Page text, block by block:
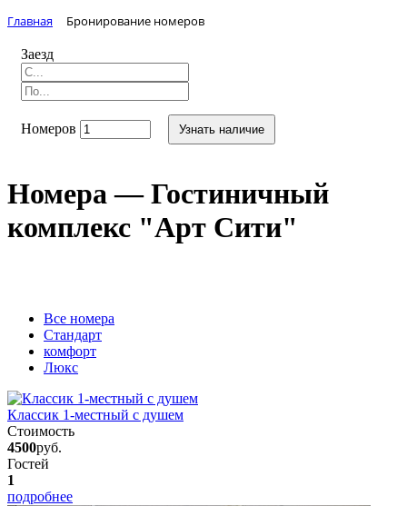
Главная Бронирование номеров
Заезд
Номеров Узнать наличие
Номера — Гостиничный
комплекс "Арт Сити"
Вcе номера
Стандарт
комфорт
Люкс
Классик 1-местный с душем
Стоимость
4500руб.
Гостей
1
подробнее